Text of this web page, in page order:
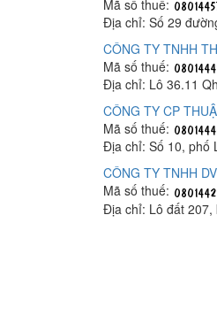
Mã số thuế:
Địa chỉ: Số 29
CÔNG TY TNHH
Mã số thuế:
Địa chỉ: Lô 36.11
CÔNG TY CP
Mã số thuế:
Địa chỉ: Số 10, phố
CÔNG TY TNHH
Mã số thuế:
Địa chỉ: Lô đất 207,